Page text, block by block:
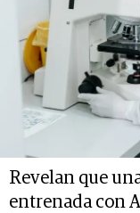
Revelan que
entrenada con